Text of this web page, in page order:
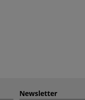
Newsletter